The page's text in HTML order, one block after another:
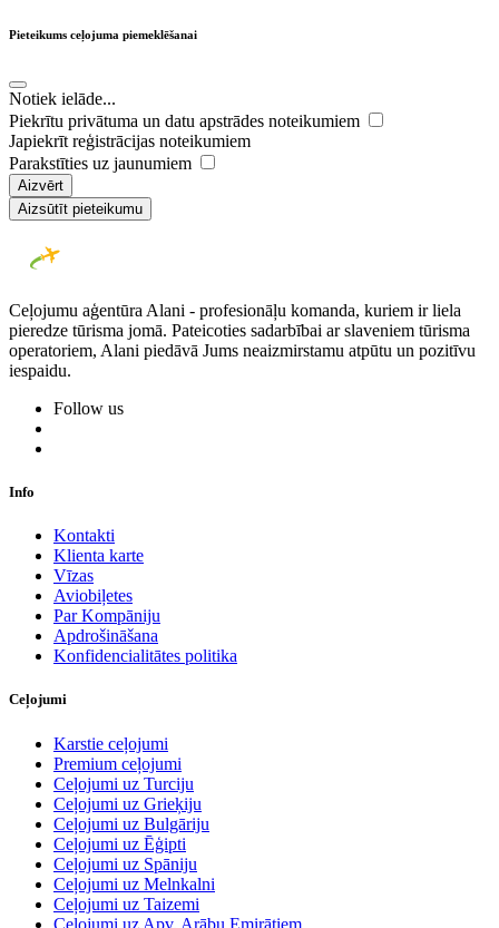
Pieteikums ceļojuma piemeklēšanai
Notiek ielāde...
Piekrītu privātuma un datu apstrādes noteikumiem
Japiekrīt reģistrācijas noteikumiem
Parakstīties uz jaunumiem
Aizvērt
Aizsūtīt pieteikumu
Ceļojumu aģentūra Alani - profesionāļu komanda, kuriem ir liela
pieredze tūrisma jomā. Pateicoties sadarbībai ar slaveniem tūrisma
operatoriem, Alani piedāvā Jums neaizmirstamu atpūtu un pozitīvu
iespaidu.
Follow us
Info
Kontakti
Klienta karte
Vīzas
Aviobiļetes
Par Kompāniju
Apdrošināšana
Konfidencialitātes politika
Ceļojumi
Karstie ceļojumi
Premium ceļojumi
Ceļojumi uz Turciju
Ceļojumi uz Grieķiju
Ceļojumi uz Bulgāriju
Ceļojumi uz Ēģipti
Ceļojumi uz Spāniju
Ceļojumi uz Melnkalni
Ceļojumi uz Taizemi
Ceļojumi uz Apv. Arābu Emirātiem